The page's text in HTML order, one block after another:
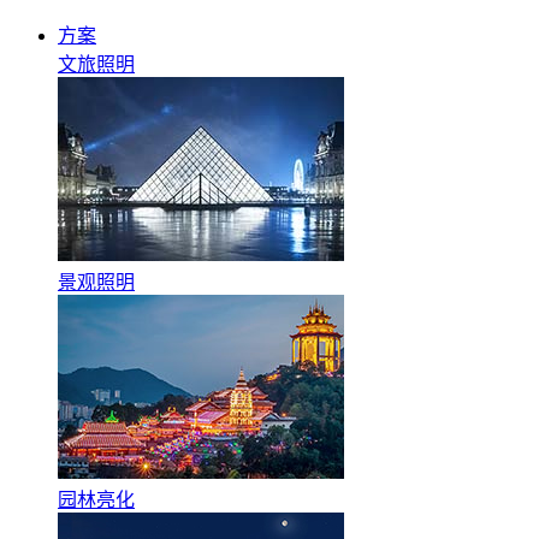
方案
文旅照明
景观照明
园林亮化